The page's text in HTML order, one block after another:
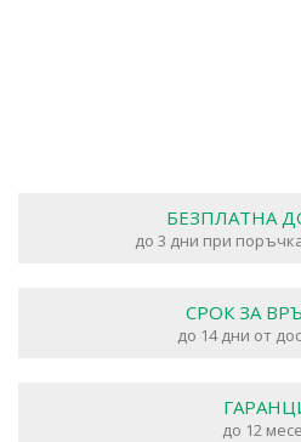
БЕЗПЛАТНА
до 3 дни при
СРОК ЗА
до 14 дни от
до 12